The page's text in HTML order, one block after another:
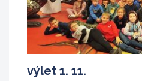
výlet 1. 11.